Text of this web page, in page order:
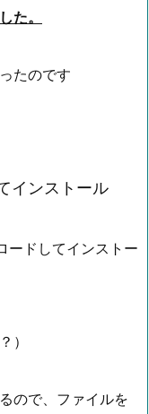
た。
たのです
インストール
ードしてインストー
）
ので、ファイルを